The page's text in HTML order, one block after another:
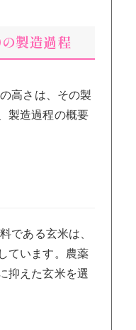
製造過程
高さは、その製
製造過程の概要
である玄米は、
ています。農薬
抑えた玄米を選